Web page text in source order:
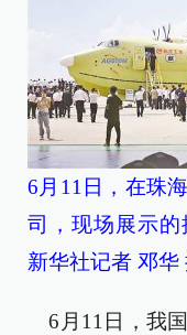
6月11日，在珠
司，现场展示的
新华社记者 邓华
6月11日，我